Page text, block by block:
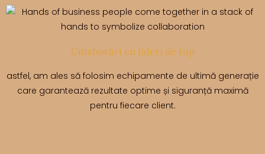
Colaborări cu lideri de top
astfel, am ales să folosim echipamente de ultimă generație
care garantează rezultate optime și siguranță maximă
pentru fiecare client.